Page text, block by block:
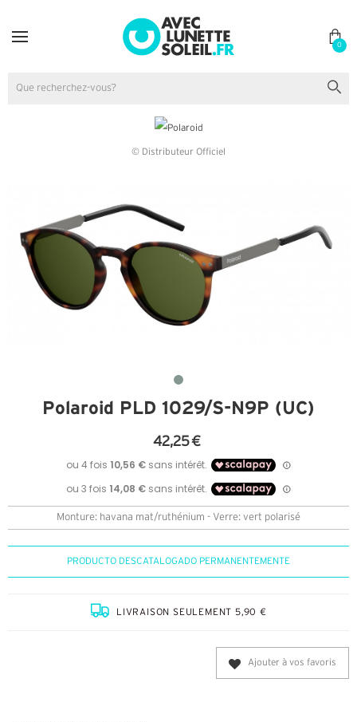
0
© Distributeur Officiel
Polaroid PLD 1029/S-N9P (UC)
42,25 €
Monture: havana mat/ruthénium - Verre: vert polarisé
PRODUCTO DESCATALOGADO PERMANENTEMENTE
LIVRAISON SEULEMENT 5,90 €
Ajouter à vos favoris